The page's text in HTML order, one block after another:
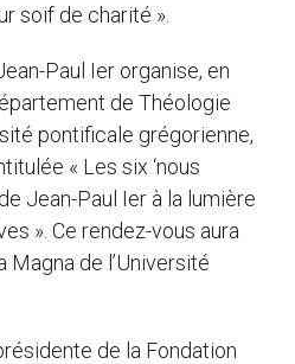
soif de charité ».
Paul Ier organise, en
de Théologie
pontificale grégorienne,
« Les six ‘nous
Jean-Paul Ier à la lumière
». Ce rendez-vous aura
Magna de l’Université
de la Fondation